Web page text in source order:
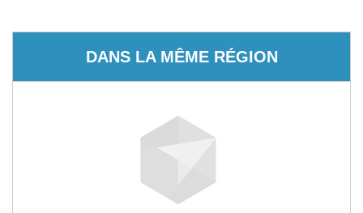
DANS LA MÊME RÉGION